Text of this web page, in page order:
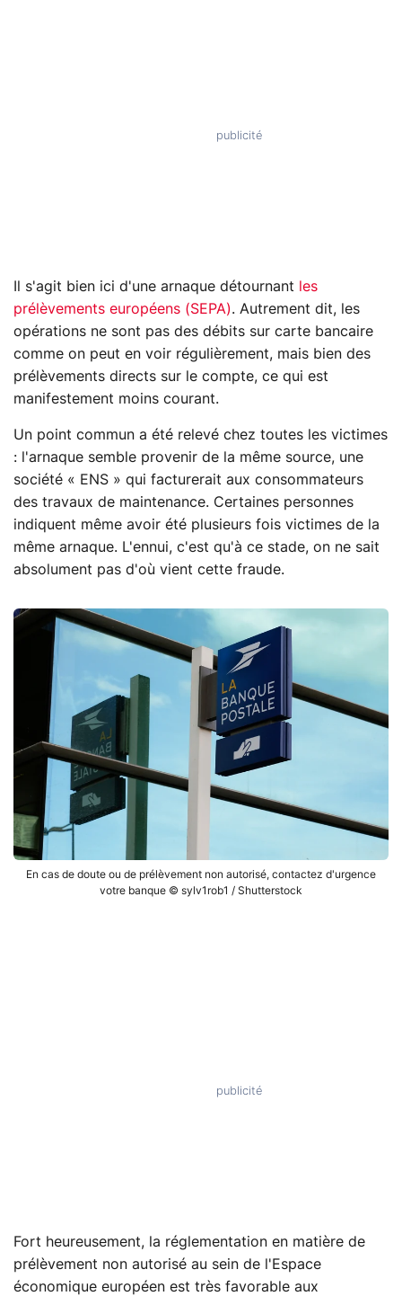
Il s'agit bien ici d'une arnaque détournant
les
prélèvements européens (SEPA). Autrement dit, les
opérations ne sont pas des débits sur carte bancaire
comme on peut en voir régulièrement, mais bien des
prélèvements directs sur le compte, ce qui est
manifestement moins courant.
Un point commun a été relevé chez toutes les victimes
: l'arnaque semble provenir de la même source, une
société « ENS » qui facturerait aux consommateurs
des travaux de maintenance. Certaines personnes
indiquent même avoir été plusieurs fois victimes de la
même arnaque. L'ennui, c'est qu'à ce stade, on ne sait
absolument pas d'où vient cette fraude.
En cas de doute ou de prélèvement non autorisé, contactez d'urgence
votre banque © sylv1rob1 / Shutterstock
Fort heureusement, la réglementation en matière de
prélèvement non autorisé au sein de l'Espace
économique européen est très favorable aux